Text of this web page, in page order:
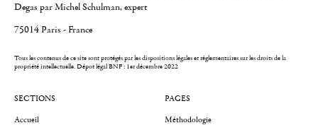
Degas par Michel Schulman, expert
75014 Paris - France
Tous les contenus de ce site sont protégés par les dispositions légales et réglementaires sur les droits de la
propriété intellectuelle.Dépot légal BNF : 1er décembre 2022
SECTIONS
Accueil
PAGES
Méthodologie